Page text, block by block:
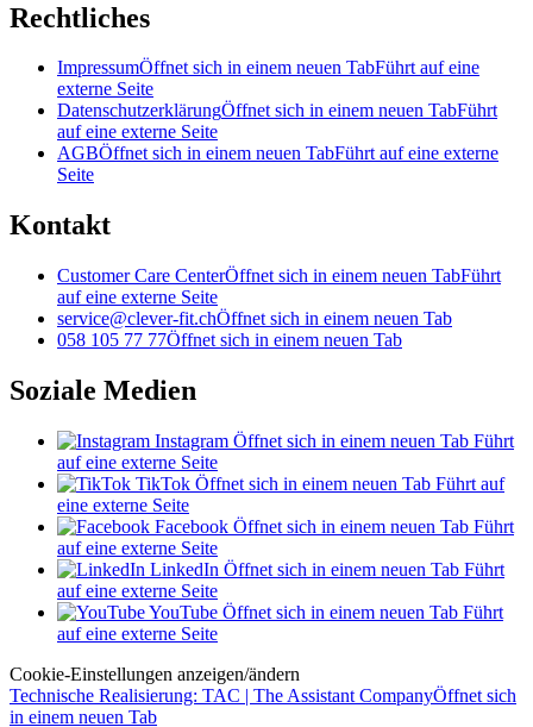
Rechtliches
ImpressumÖffnet sich in einem neuen TabFührt auf eine
externe Seite
DatenschutzerklärungÖffnet sich in einem neuen TabFührt
auf eine externe Seite
AGBÖffnet sich in einem neuen TabFührt auf eine externe
Seite
Kontakt
Customer Care CenterÖffnet sich in einem neuen TabFührt
auf eine externe Seite
service@clever-fit.chÖffnet sich in einem neuen Tab
058 105 77 77Öffnet sich in einem neuen Tab
Soziale Medien
Instagram Öffnet sich in einem neuen Tab Führt
auf eine externe Seite
TikTok Öffnet sich in einem neuen Tab Führt auf
eine externe Seite
Facebook Öffnet sich in einem neuen Tab Führt
auf eine externe Seite
LinkedIn Öffnet sich in einem neuen Tab Führt
auf eine externe Seite
YouTube Öffnet sich in einem neuen Tab Führt
auf eine externe Seite
Cookie-Einstellungen anzeigen/ändern
Technische Realisierung: TAC | The Assistant CompanyÖffnet sich
in einem neuen Tab